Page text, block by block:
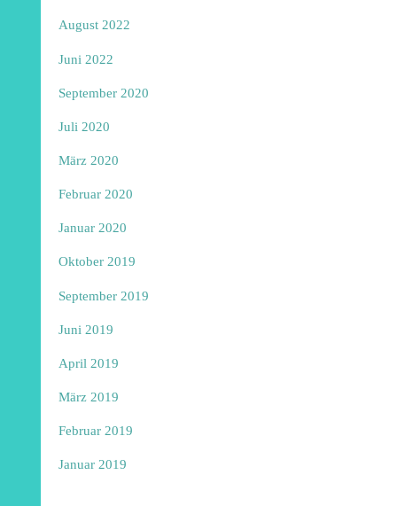
August 2022
Juni 2022
September 2020
Juli 2020
März 2020
Februar 2020
Januar 2020
Oktober 2019
September 2019
Juni 2019
April 2019
März 2019
Februar 2019
Januar 2019